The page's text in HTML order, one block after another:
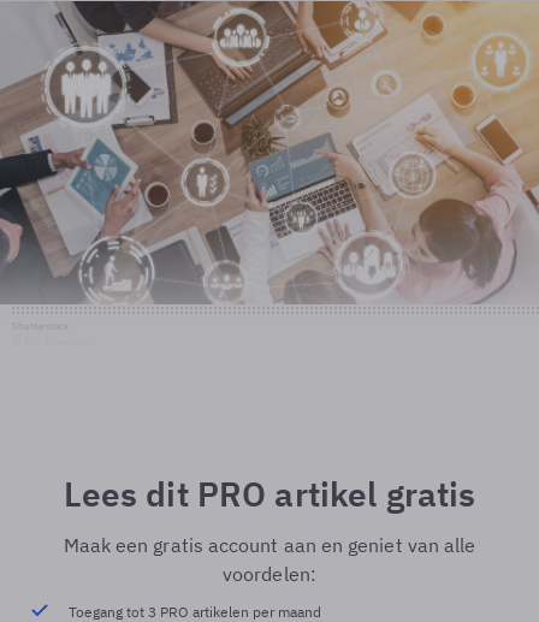
Lees dit PRO artikel gratis
Maak een gratis account aan en geniet van alle
voordelen:
Toegang tot 3 PRO artikelen per maand